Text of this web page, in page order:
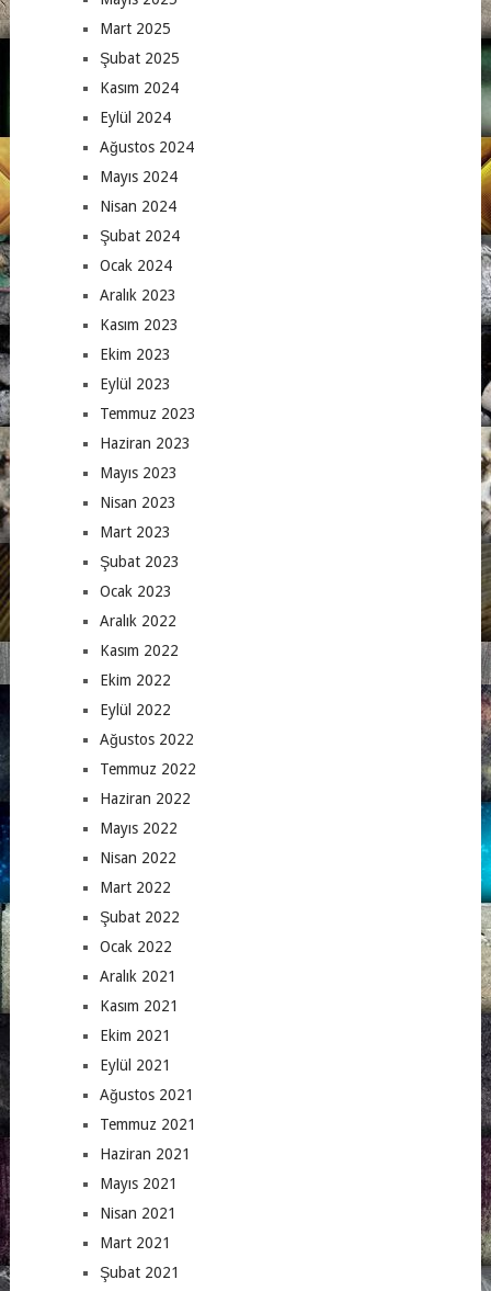
Mart 2025
Şubat 2025
Kasım 2024
Eylül 2024
Ağustos 2024
Mayıs 2024
Nisan 2024
Şubat 2024
Ocak 2024
Aralık 2023
Kasım 2023
Ekim 2023
Eylül 2023
Temmuz 2023
Haziran 2023
Mayıs 2023
Nisan 2023
Mart 2023
Şubat 2023
Ocak 2023
Aralık 2022
Kasım 2022
Ekim 2022
Eylül 2022
Ağustos 2022
Temmuz 2022
Haziran 2022
Mayıs 2022
Nisan 2022
Mart 2022
Şubat 2022
Ocak 2022
Aralık 2021
Kasım 2021
Ekim 2021
Eylül 2021
Ağustos 2021
Temmuz 2021
Haziran 2021
Mayıs 2021
Nisan 2021
Mart 2021
Şubat 2021